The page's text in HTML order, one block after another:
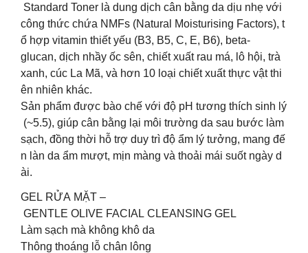
Standard Toner là dung dịch cân bằng da dịu nhẹ với
công thức chứa NMFs (Natural Moisturising Factors), t
ổ hợp vitamin thiết yếu (B3, B5, C, E, B6), beta-
glucan, dịch nhầy ốc sên, chiết xuất rau má, lô hội, trà
xanh, cúc La Mã, và hơn 10 loại chiết xuất thực vật thi
ên nhiên khác.
Sản phẩm được bào chế với độ pH tương thích sinh lý
(~5.5), giúp cân bằng lại môi trường da sau bước làm
sạch, đồng thời hỗ trợ duy trì độ ẩm lý tưởng, mang đế
n làn da ẩm mượt, mịn màng và thoải mái suốt ngày d
ài.
GEL RỬA MẶT –
GENTLE OLIVE FACIAL CLEANSING GEL
️Làm sạch mà không khô da
️Thông thoáng lỗ chân lông